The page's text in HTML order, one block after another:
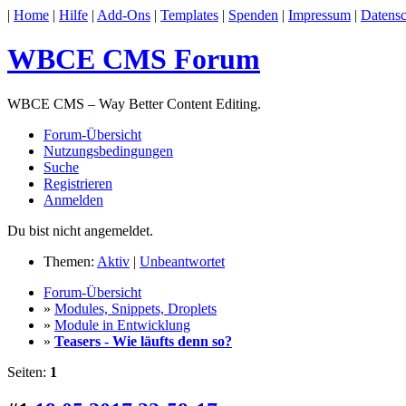
| Home | Hilfe | Add-Ons | Templates | Spenden | Impressum |
WBCE CMS Forum
WBCE CMS – Way Better Content Editing.
Forum-Übersicht
Nutzungsbedingungen
Suche
Registrieren
Anmelden
Du bist nicht angemeldet.
Themen: Aktiv | Unbeantwortet
Forum-Übersicht
» Modules, Snippets, Droplets
» Module in Entwicklung
» Teasers - Wie läufts denn so?
Seiten: 1